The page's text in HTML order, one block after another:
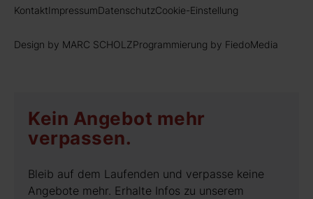
KontaktImpressumDatenschutzCookie-Einstellung
Design by MARC SCHOLZProgrammierung by FiedoMedia
Kein Angebot mehr
verpassen.
Bleib auf dem Laufenden und verpasse keine
Angebote mehr. Erhalte Infos zu unserem